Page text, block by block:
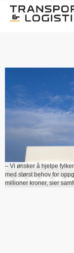
– Vi ønsker å hjelpe
med størst behov for
millioner kroner, sier